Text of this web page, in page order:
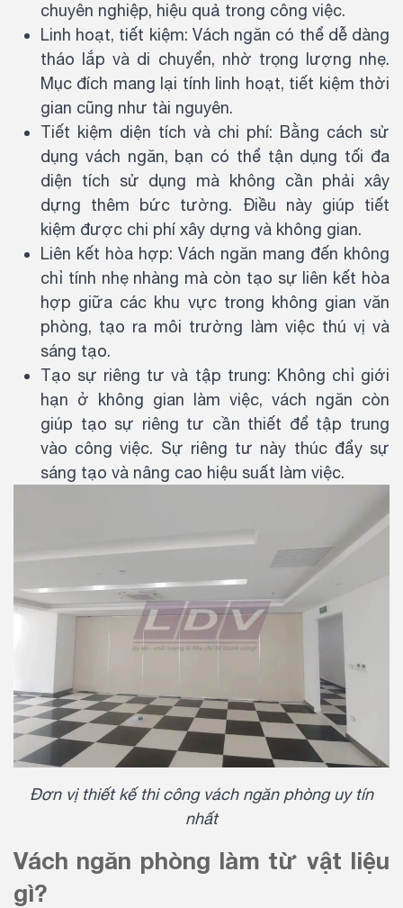
chuyên nghiệp, hiệu quả trong công việc.
Linh hoạt, tiết kiệm: Vách ngăn có thể dễ dàng
tháo lắp và di chuyển, nhờ trọng lượng nhẹ.
Mục đích mang lại tính linh hoạt, tiết kiệm thời
gian cũng như tài nguyên.
Tiết kiệm diện tích và chi phí: Bằng cách sử
dụng vách ngăn, bạn có thể tận dụng tối đa
diện tích sử dụng mà không cần phải xây
dựng thêm bức tường. Điều này giúp tiết
kiệm được chi phí xây dựng và không gian.
Liên kết hòa hợp: Vách ngăn mang đến không
chỉ tính nhẹ nhàng mà còn tạo sự liên kết hòa
hợp giữa các khu vực trong không gian văn
phòng, tạo ra môi trường làm việc thú vị và
sáng tạo.
Tạo sự riêng tư và tập trung: Không chỉ giới
hạn ở không gian làm việc, vách ngăn còn
giúp tạo sự riêng tư cần thiết để tập trung
vào công việc. Sự riêng tư này thúc đẩy sự
sáng tạo và nâng cao hiệu suất làm việc.
Đơn vị thiết kế thi công vách ngăn phòng uy tín
nhất
Vách ngăn phòng làm từ vật liệu
gì?